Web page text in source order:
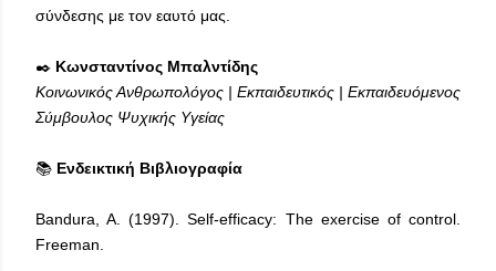
σύνδεσης με τον εαυτό μας.
✒️ Κωνσταντίνος Μπαλντίδης
Κοινωνικός Ανθρωπολόγος | Εκπαιδευτικός | Εκπαιδευόμενος
Σύμβουλος Ψυχικής Υγείας
📚 Ενδεικτική Βιβλιογραφία
Bandura, A. (1997). Self-efficacy: The exercise of control.
Freeman.